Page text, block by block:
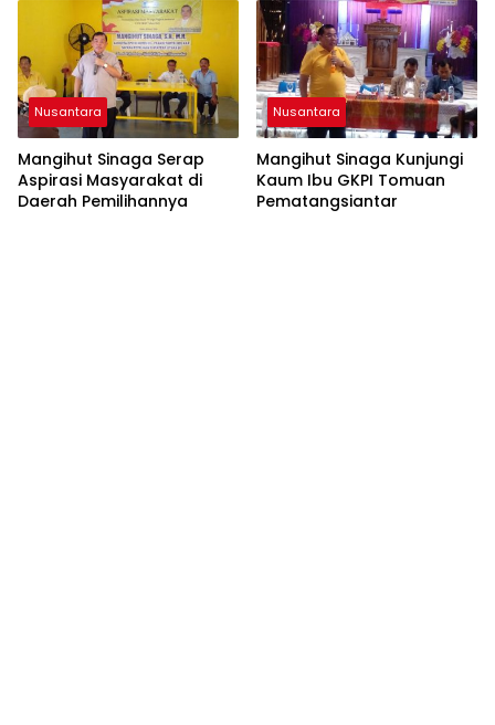
Nusantara
Mangihut Sinaga Serap
Aspirasi Masyarakat di
Daerah Pemilihannya
Nusantara
Mangihut Sinaga Kunjungi
Kaum Ibu GKPI Tomuan
Pematangsiantar